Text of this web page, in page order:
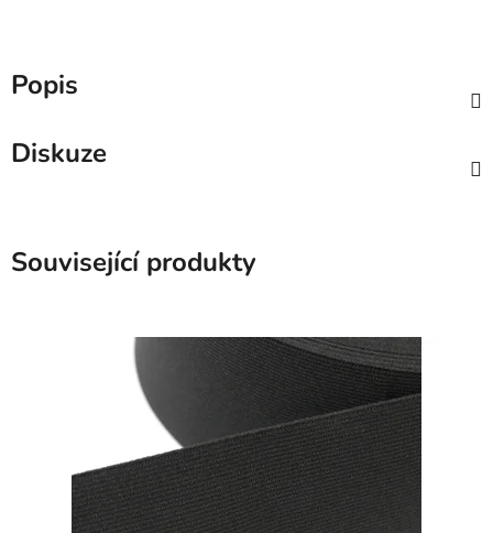
Popis
Diskuze
Související produkty